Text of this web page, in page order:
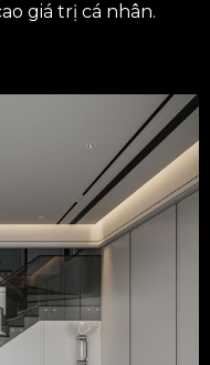
giá trị cá nhân.